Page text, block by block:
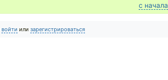
с начала
войти или зарегистрироваться